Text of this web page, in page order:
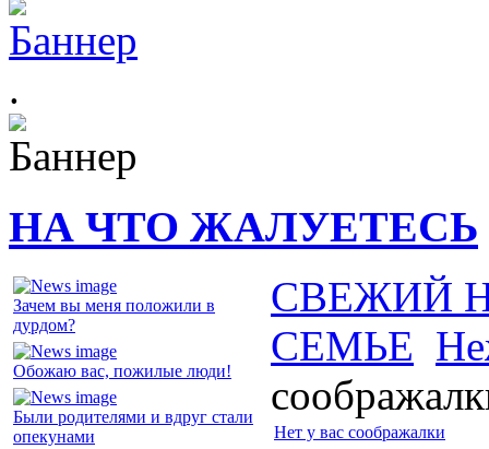
.
НА ЧТО ЖАЛУЕТЕСЬ
Зачем вы меня положили в
дурдом?
Обожаю вас, пожилые люди!
Были родителями и вдруг стали
опекунами
СВЕЖИЙ
СЕМЬЕ
Нет у вас соображалки